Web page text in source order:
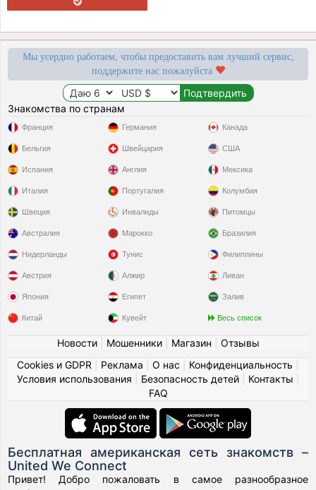
Мы усердно работаем, чтобы предоставить вам лучший сервис,
поддержите нас пожалуйста
Знакомства по странам
Франция
Бельгия
Испания
Италия
Швеция
Германия
Швейцария
Англия
Португалия
Инвалиды
Канада
США
Мексика
Колумбия
Питомцы
Австралия
Нидерланды
Австрия
Япония
Китай
Марокко
Тунис
Алжир
Египет
Кувейт
Бразилия
Филиппины
Ливан
Залив
Весь список
Новости| Мошенники| Магазин
Отзывы
Cookies и GDPR
Реклама О нас Конфиденциальность
Условия использования
Безопасность детей| Контакты
FAQ
Бесплатная американская сеть знакомств –
United We Connect
Привет! Добро пожаловать в самое разнообразное